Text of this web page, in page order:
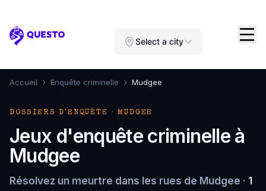
Questo Select a city
Accueil › Enquête criminelle › Mudgee
DOSSIERS D'ENQUÊTE · MUDGEE
Jeux d'enquête criminelle à
Mudgee
Résolvez un meurtre dans les rues de Mudgee · 1